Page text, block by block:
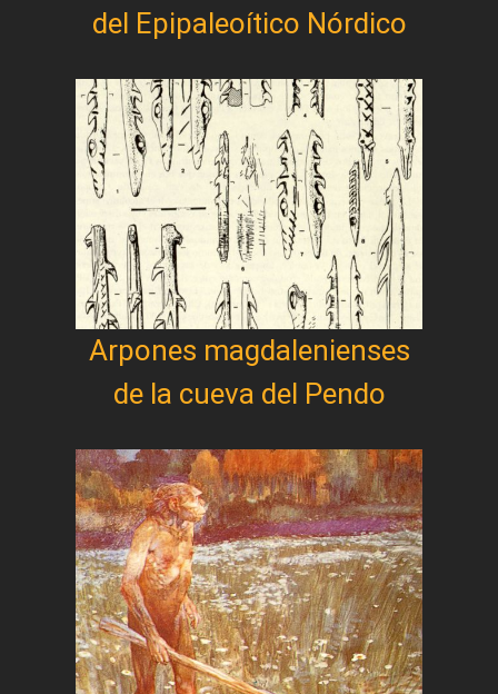
del Epipaleoítico Nórdico
Arpones magdalenienses
de la cueva del Pendo